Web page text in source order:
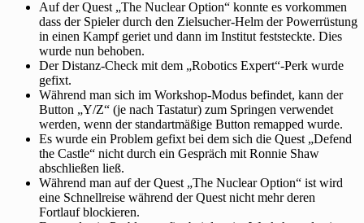
Auf der Quest „The Nuclear Option“ konnte es vorkommen
dass der Spieler durch den Zielsucher-Helm der Powerrüstung
in einen Kampf geriet und dann im Institut feststeckte. Dies
wurde nun behoben.
Der Distanz-Check mit dem „Robotics Expert“-Perk wurde
gefixt.
Während man sich im Workshop-Modus befindet, kann der
Button „Y/Z“ (je nach Tastatur) zum Springen verwendet
werden, wenn der standartmäßige Button remapped wurde.
Es wurde ein Problem gefixt bei dem sich die Quest „Defend
the Castle“ nicht durch ein Gespräch mit Ronnie Shaw
abschließen ließ.
Während man auf der Quest „The Nuclear Option“ ist wird
eine Schnellreise während der Quest nicht mehr deren
Fortlauf blockieren.